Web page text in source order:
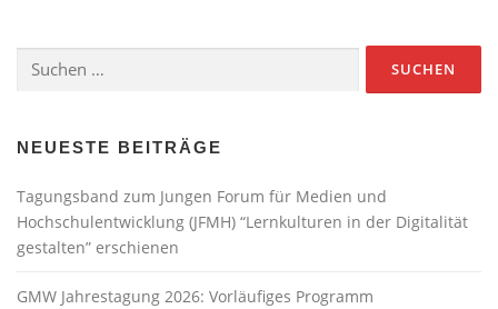
nach:
NEUESTE BEITRÄGE
Tagungsband zum Jungen Forum für Medien und
Hochschulentwicklung (JFMH) “Lernkulturen in der Digitalität
gestalten” erschienen
GMW Jahrestagung 2026: Vorläufiges Programm